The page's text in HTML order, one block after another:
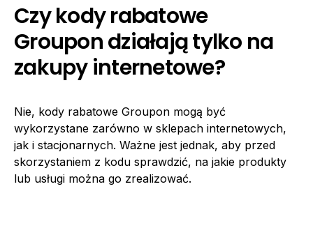
Czy kody rabatowe
Groupon działają tylko na
zakupy internetowe?
Nie, kody rabatowe Groupon mogą być
wykorzystane zarówno w sklepach internetowych,
jak i stacjonarnych. Ważne jest jednak, aby przed
skorzystaniem z kodu sprawdzić, na jakie produkty
lub usługi można go zrealizować.